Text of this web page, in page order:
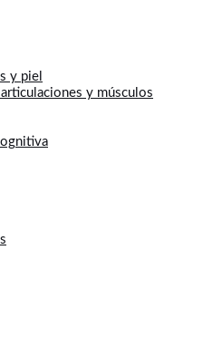
y piel
y músculos